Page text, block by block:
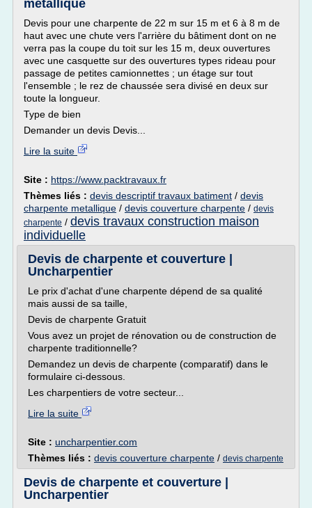
métallique
Devis pour une charpente de 22 m sur 15 m et 6 à 8 m de
haut avec une chute vers l'arrière du bâtiment dont on ne
verra pas la coupe du toit sur les 15 m, deux ouvertures
avec une casquette sur des ouvertures types rideau pour
passage de petites camionnettes ; un étage sur tout
l'ensemble ; le rez de chaussée sera divisé en deux sur
toute la longueur.
Type de bien
Demander un devis Devis...
Lire la suite
Site : https://www.packtravaux.fr
Thèmes liés : devis descriptif travaux batiment / devis
charpente metallique / devis couverture charpente / devis
charpente / devis travaux construction maison
individuelle
Devis de charpente et couverture |
Uncharpentier
Le prix d'achat d'une charpente dépend de sa qualité
mais aussi de sa taille,
Devis de charpente Gratuit
Vous avez un projet de rénovation ou de construction de
charpente traditionnelle?
Demandez un devis de charpente (comparatif) dans le
formulaire ci-dessous.
Les charpentiers de votre secteur...
Lire la suite
Site : uncharpentier.com
Thèmes liés : devis couverture charpente / devis charpente
Devis de charpente et couverture |
Uncharpentier